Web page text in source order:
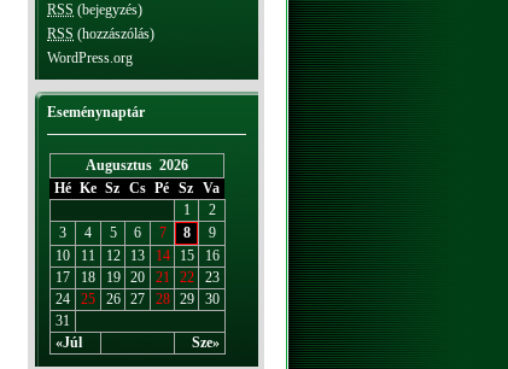
RSS (bejegyzés)
RSS (hozzászólás)
WordPress.org
Eseménynaptár
Augusztus 2026
Hé Ke Sz Cs Pé Sz Va
«Júl Sze»
1
2
3
4 5 6 7 8
9
10
11 12 13 14 15
16
17
18 19 20 21 22
23
24
25 26 27 28 29
30
31